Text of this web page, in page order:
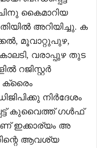
കൈമാറിയ
അറിയിച്ചു. ക
മൂവാറ്റുപുഴ,
വരാപ്പുഴ തുട
റജിസ്റ്റർ
ക്രൈം
നിർദേശം
കുവൈത്ത് ഗൾഫ്
ഇക്കാര്യം അ
ആവശ്യ